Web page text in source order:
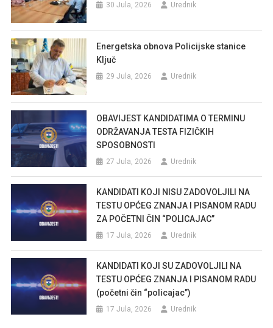
30 Jula, 2026 Urednik
Energetska obnova Policijske stanice
Ključ
29 Jula, 2026 Urednik
OBAVIJEST KANDIDATIMA O TERMINU
ODRŽAVANJA TESTA FIZIČKIH
SPOSOBNOSTI
27 Jula, 2026 Urednik
KANDIDATI KOJI NISU ZADOVOLJILI NA
TESTU OPĆEG ZNANJA I PISANOM RADU
ZA POČETNI ČIN “POLICAJAC”
17 Jula, 2026 Urednik
KANDIDATI KOJI SU ZADOVOLJILI NA
TESTU OPĆEG ZNANJA I PISANOM RADU
(početni čin “policajac”)
17 Jula, 2026 Urednik